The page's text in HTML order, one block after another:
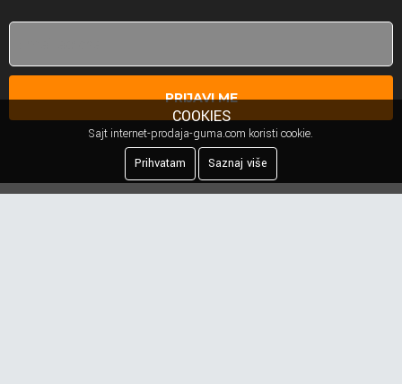
PRIJAVI ME
COOKIES
Sajt internet-prodaja-guma.com koristi cookie.
Prihvatam
Saznaj više